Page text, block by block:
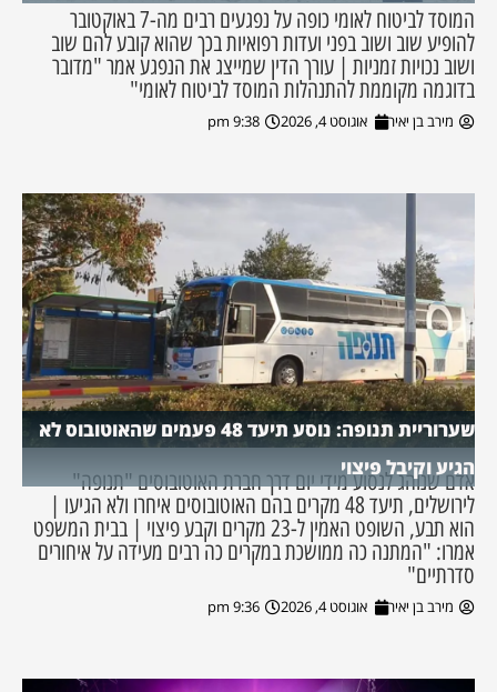
המוסד לביטוח לאומי כופה על נפגעים רבים מה-7 באוקטובר
להופיע שוב ושוב בפני ועדות רפואיות בכך שהוא קובע להם שוב
ושוב נכויות זמניות | עורך הדין שמייצג את הנפגע אמר "מדובר
בדוגמה מקוממת להתנהלות המוסד לביטוח לאומי"
מירב בן יאיר אוגוסט 4, 2026 9:38 pm
שערוריית תנופה: נוסע תיעד 48 פעמים שהאוטובוס לא
הגיע וקיבל פיצוי
אדם שנוהג לנסוע מידי יום דרך חברת האוטובוסים "תנופה"
לירושלים, תיעד 48 מקרים בהם האוטובוסים איחרו ולא הגיעו |
הוא תבע, השופט האמין ל-23 מקרים וקבע פיצוי | בבית המשפט
אמרו: "המתנה כה ממושכת במקרים כה רבים מעידה על איחורים
סדרתיים"
מירב בן יאיר אוגוסט 4, 2026 9:36 pm